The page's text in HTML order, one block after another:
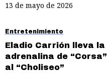
13 de mayo de 2026
Entretenimiento
Eladio Carrión lleva la
adrenalina de “Corsa”
al “Choliseo”